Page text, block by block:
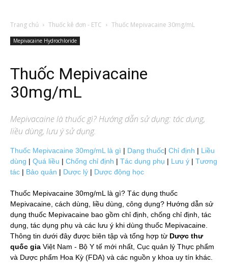
Trang chủ Thuốc kê đơn - ETC Thuốc Mepivacaine 30mg/mL
Mepivacaine Hydrochloride
Thuốc Mepivacaine
30mg/mL
Mepivacainelà thuốc gì? Hướng dẫn sử dụng: tác dụng,
liều dùng, lưu ý sử dụng.
Thuốc Mepivacaine 30mg/mL là gì | Dạng thuốc| Chỉ định | Liều
dùng | Quá liều | Chống chỉ định | Tác dụng phụ | Lưu ý | Tương
tác | Bảo quản | Dược lý | Dược động học
Thuốc Mepivacaine 30mg/mL là gì? Tác dụng thuốc
Mepivacaine, cách dùng, liều dùng, công dụng? Hướng dẫn sử
dụng thuốc Mepivacaine bao gồm chỉ định, chống chỉ định, tác
dụng, tác dụng phụ và các lưu ý khi dùng thuốc Mepivacaine.
Thông tin dưới đây được biên tập và tổng hợp từ Dược thư
quốc gia Việt Nam - Bộ Y tế mới nhất, Cục quản lý Thực phẩm
và Dược phẩm Hoa Kỳ (FDA) và các nguồn y khoa uy tín khác.